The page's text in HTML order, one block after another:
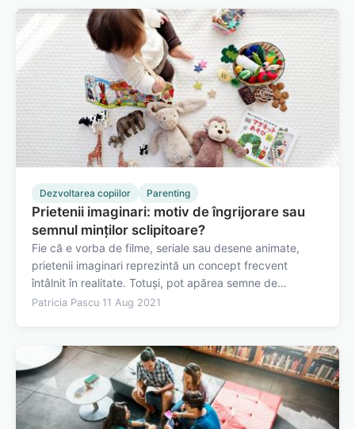
Dezvoltarea copiilor Parenting
Prietenii imaginari: motiv de îngrijorare sau
semnul minților sclipitoare?
Fie că e vorba de filme, seriale sau desene animate,
prietenii imaginari reprezintă un concept frecvent
întâlnit în realitate. Totuși, pot apărea semne de
întrebare în ceea ce privește normalitatea lor în
Patricia Pascu· 11 Aug 2021